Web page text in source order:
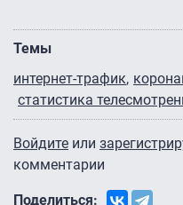
Темы
интернет-трафик
статистика
Войдите или
комментарии
Поделиться: